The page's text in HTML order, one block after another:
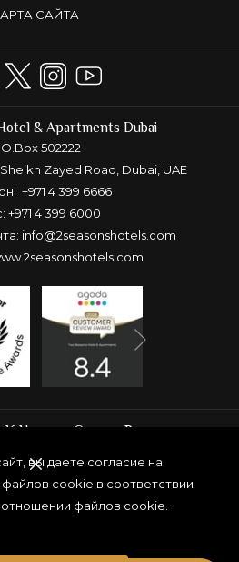
вы даете согласие на
cookie в соответствии
файлов cookie.
САЙТА
& Apartments Dubai
502222
Zayed Road, Dubai, UAE
+971 4 399 6666
+971 4 399 6000
info@2seasonshotels.com
Нашему Списку Рассылки